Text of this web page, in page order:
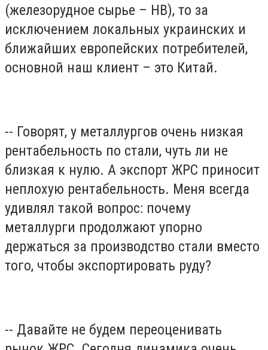
(железорудное сырье – НВ), то за
исключением локальных украинских и
ближайших европейских потребителей,
основной наш клиент – это Китай.
-- Говорят, у металлургов очень низкая
рентабельность по стали, чуть ли не
близкая к нулю. А экспорт ЖРС приносит
неплохую рентабельность. Меня всегда
удивлял такой вопрос: почему
металлурги продолжают упорно
держаться за производство стали вместо
того, чтобы экспортировать руду?
-- Давайте не будем переоценивать